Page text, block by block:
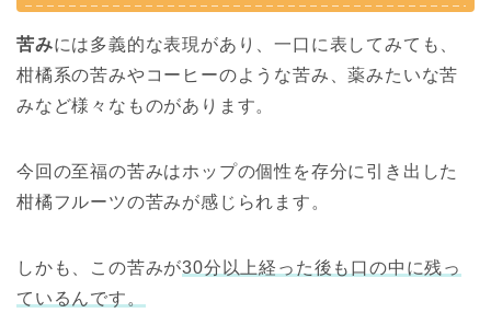
苦みには多義的な表現があり、一口に表してみても、
柑橘系の苦みやコーヒーのような苦み、薬みたいな苦
みなど様々なものがあります。
今回の至福の苦みはホップの個性を存分に引き出した
柑橘フルーツの苦みが感じられます。
しかも、この苦みが30分以上経った後も口の中に残っ
ているんです。